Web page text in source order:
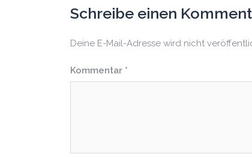
Schreibe einen
Deine E-Mail-Adresse wird nicht
Kommentar *